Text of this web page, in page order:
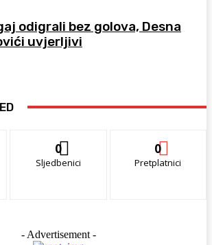
odigrali bez golova, Desna
uvjerljivi
0
Sljedbenici
0
Pretplatnici
- Advertisement -